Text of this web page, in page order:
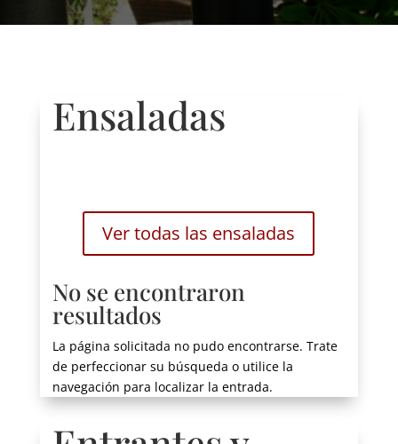
Ensaladas
Ver todas las ensaladas
No se encontraron
resultados
La página solicitada no pudo encontrarse. Trate
de perfeccionar su búsqueda o utilice la
navegación para localizar la entrada.